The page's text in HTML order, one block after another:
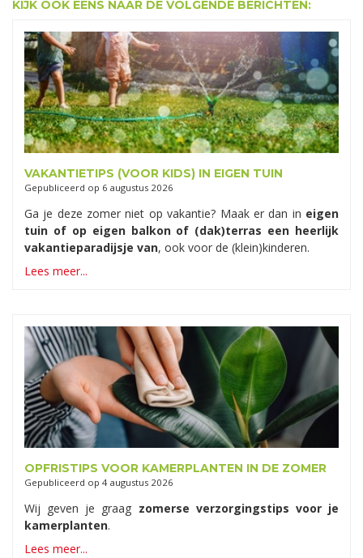
KIJK OOK EENS NAAR DE VOLGENDE BERICHTEN:
VAKANTIETIPS (VOOR KIDS) IN EIGEN TUIN
Gepubliceerd op 6 augustus 2026
Ga je deze zomer niet op vakantie? Maak er dan in eigen
tuin of op eigen balkon of (dak)terras een heerlijk
vakantieparadijsje van, ook voor de (klein)kinderen.
Lees meer...
OPFRISTIPS VOOR KAMERPLANTEN IN DE ZOMER
Gepubliceerd op 4 augustus 2026
Wij geven je graag zomerse verzorgingstips voor je
kamerplanten.
Lees meer...